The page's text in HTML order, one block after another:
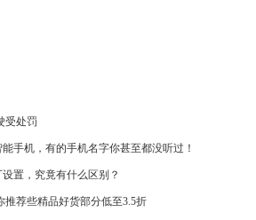
受处罚
手机，有的手机名字你甚至都没听过！
置，究竟有什么区别？
推荐些精品好货部分低至3.5折